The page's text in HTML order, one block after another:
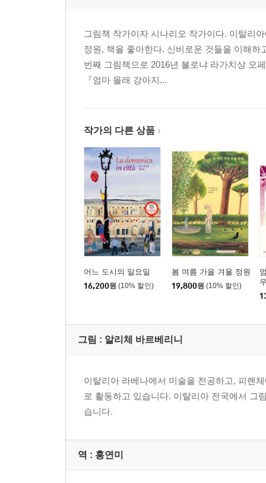
그림책 작가이자 시나리오 작가이다. 이탈리
정원, 책을 좋아한다. 신비로운 것들을 이해
번째 그림책으로 2016년 볼로냐 라가치상 오
『엄마 몰래 강아지...
작가의 다른 상품
어느 도시의 일요일
16,200원 (10% 할인)
봄 여름 가을 겨울 정원
19,800원 (10% 할인)
그림 : 알리체 바르베리니
이탈리아 라베나에서 미술을 전공하고, 피렌
로 활동하고 있습니다. 이탈리아 전국에서 그
습니다.
역 : 홍연미